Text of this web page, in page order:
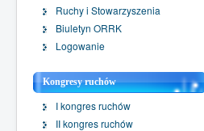
Ruchy i Stowarzyszenia
Biuletyn ORRK
Logowanie
Kongresy ruchów
I kongres ruchów
II kongres ruchów